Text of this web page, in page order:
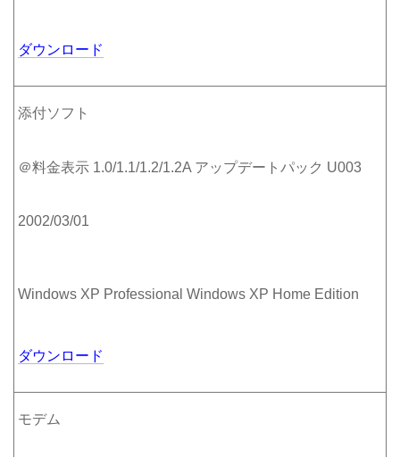
ダウンロード
添付ソフト
＠料金表示 1.0/1.1/1.2/1.2A アップデートパック U003
2002/03/01
Windows XP Professional Windows XP Home Edition
ダウンロード
モデム